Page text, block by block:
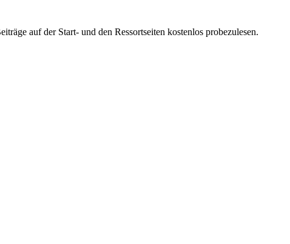
auf der Start- und den Ressortseiten kostenlos probezulesen.